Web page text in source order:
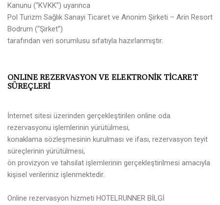
Kanunu (“KVKK”) uyarınca
Pol Turizm Sağlık Sanayi Ticaret ve Anonim Şirketi – Arin Resort
Bodrum (“Şirket”)
tarafından veri sorumlusu sıfatıyla hazırlanmıştır.
ONLINE REZERVASYON VE ELEKTRONİK TİCARET
SÜREÇLERİ
İnternet sitesi üzerinden gerçekleştirilen online oda
rezervasyonu işlemlerinin yürütülmesi,
konaklama sözleşmesinin kurulması ve ifası, rezervasyon teyit
süreçlerinin yürütülmesi,
ön provizyon ve tahsilat işlemlerinin gerçekleştirilmesi amacıyla
kişisel verileriniz işlenmektedir.
Online rezervasyon hizmeti HOTELRUNNER BİLGİ
FIRSAT!
Erken Rezervasyon
OPPORTUNITY!
Early Reservation